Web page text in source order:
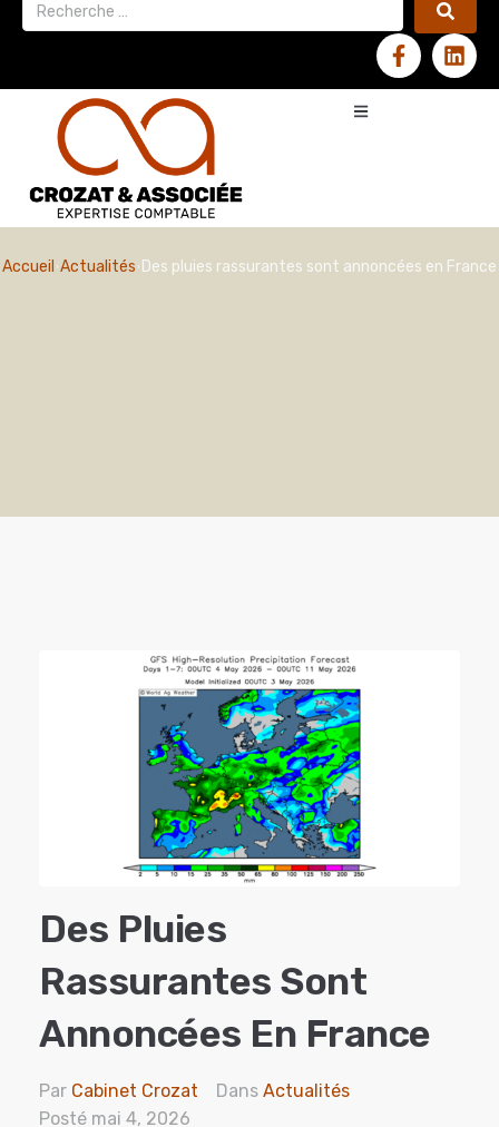
Accueil Actualités Des pluies rassurantes sont annoncées en France
Des Pluies
Rassurantes Sont
Annoncées En France
Par Cabinet Crozat Dans Actualités
Posté mai 4, 2026